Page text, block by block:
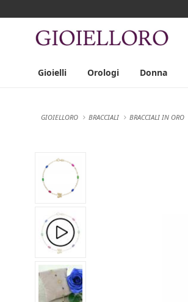
Gioielli Orologi Donna
GIOIELLORO BRACCIALI BRACCIALI IN ORO